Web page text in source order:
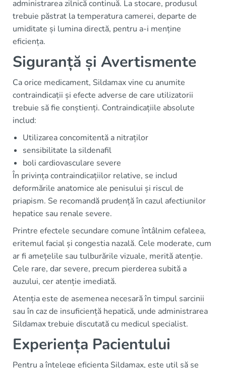
administrarea zilnică continuă. La stocare, produsul
trebuie păstrat la temperatura camerei, departe de
umiditate și lumina directă, pentru a-i menține
eficiența.
Siguranță și Avertismente
Ca orice medicament, Sildamax vine cu anumite
contraindicații și efecte adverse de care utilizatorii
trebuie să fie conștienți. Contraindicațiile absolute
includ:
Utilizarea concomitentă a nitraților
sensibilitate la sildenafil
boli cardiovasculare severe
În privința contraindicațiilor relative, se includ
deformările anatomice ale penisului și riscul de
priapism. Se recomandă prudență în cazul afectiunilor
hepatice sau renale severe.
Printre efectele secundare comune întâlnim cefaleea,
eritemul facial și congestia nazală. Cele moderate, cum
ar fi amețelile sau tulburările vizuale, merită atenție.
Cele rare, dar severe, precum pierderea subită a
auzului, cer atenție imediată.
Atenția este de asemenea necesară în timpul sarcinii
sau în caz de insuficiență hepatică, unde administrarea
Sildamax trebuie discutată cu medicul specialist.
Experiența Pacientului
Pentru a înțelege eficiența Sildamax, este util să se